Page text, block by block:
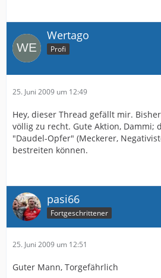
Wertago
Profi
25. Juni 2009 um 12:49
Hey, dieser Thread gefällt mir.
völlig zu recht. Gute Aktion, Dammi;
"Daudel-Opfer" (Meckerer,
bestreiten können.
pasi66
Fortgeschrittener
25. Juni 2009 um 12:51
Guter Mann, Torgefährlich